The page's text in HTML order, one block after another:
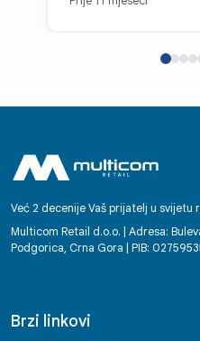
Već 2 decenije Vaš prijatelj u
Multicom Retail d.o.o. | Adresa:
Podgorica, Crna Gora | PIB:
Brzi linkovi